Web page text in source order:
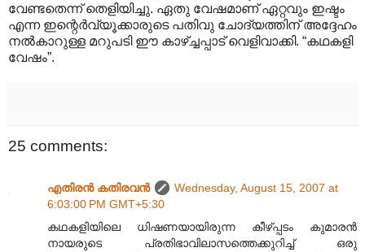
വേണ്ടതെന്ന് തെളിയിച്ചു. ഏതു വേഷമാണ് ഏറ്റവും ഇഷ്ടം
എന്ന ഇന്റെര്‍വ്യൂക്കാരുടെ പതിവു ചോദ്യത്തിന് അദ്ദേഹം
നല്‍കാറുള്ള മറുപടി ഈ കാഴ്ച്ചപ്പാട് വെളിവാക്കി. “കഥകളി
വേഷം”.
25 comments:
എതിരന്‍ കതിരവന്‍
Wednesday, August 15, 2007 at
6:03:00 PM GMT+5:30
കഥകളിയിലെ ധിഷണയായിരുന്ന കീഴ്പ്പടം കുമാരന്‍
നായരുടെ പ്രതിഭാവിലാസത്തെക്കുറിച്ച് ഒരു